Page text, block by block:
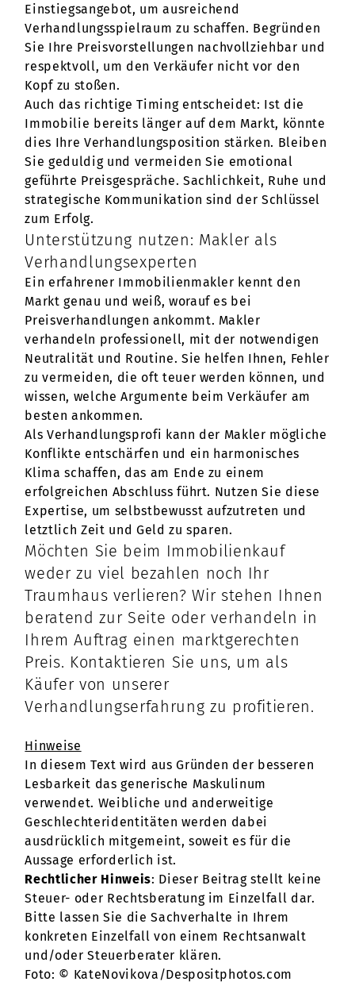
Einstiegsangebot, um ausreichend
Verhandlungsspielraum zu schaffen. Begründen
Sie Ihre Preisvorstellungen nachvollziehbar und
respektvoll, um den Verkäufer nicht vor den
Kopf zu stoßen.
Auch das richtige Timing entscheidet: Ist die
Immobilie bereits länger auf dem Markt, könnte
dies Ihre Verhandlungsposition stärken. Bleiben
Sie geduldig und vermeiden Sie emotional
geführte Preisgespräche. Sachlichkeit, Ruhe und
strategische Kommunikation sind der Schlüssel
zum Erfolg.
Unterstützung nutzen: Makler als
Verhandlungsexperten
Ein erfahrener Immobilienmakler kennt den
Markt genau und weiß, worauf es bei
Preisverhandlungen ankommt. Makler
verhandeln professionell, mit der notwendigen
Neutralität und Routine. Sie helfen Ihnen, Fehler
zu vermeiden, die oft teuer werden können, und
wissen, welche Argumente beim Verkäufer am
besten ankommen.
Als Verhandlungsprofi kann der Makler mögliche
Konflikte entschärfen und ein harmonisches
Klima schaffen, das am Ende zu einem
erfolgreichen Abschluss führt. Nutzen Sie diese
Expertise, um selbstbewusst aufzutreten und
letztlich Zeit und Geld zu sparen.
Möchten Sie beim Immobilienkauf
weder zu viel bezahlen noch Ihr
Traumhaus verlieren? Wir stehen Ihnen
beratend zur Seite oder verhandeln in
Ihrem Auftrag einen marktgerechten
Preis. Kontaktieren Sie uns, um als
Käufer von unserer
Verhandlungserfahrung zu profitieren.
Hinweise
In diesem Text wird aus Gründen der besseren
Lesbarkeit das generische Maskulinum
verwendet. Weibliche und anderweitige
Geschlechteridentitäten werden dabei
ausdrücklich mitgemeint, soweit es für die
Aussage erforderlich ist.
Rechtlicher Hinweis: Dieser Beitrag stellt keine
Steuer- oder Rechtsberatung im Einzelfall dar.
Bitte lassen Sie die Sachverhalte in Ihrem
konkreten Einzelfall von einem Rechtsanwalt
und/oder Steuerberater klären.
Foto: © KateNovikova/Despositphotos.com